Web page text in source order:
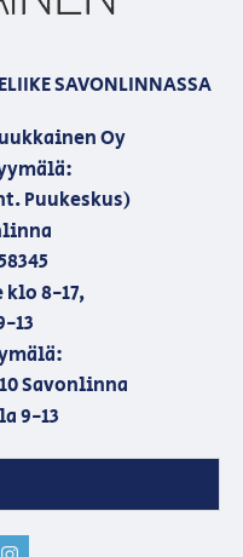
SAVONLINNASSA
Oy
Puukeskus)
8-17,
13
Savonlinna
9-13